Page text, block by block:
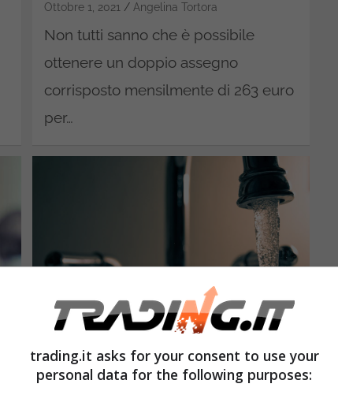
Ottobre 1, 2021 Angelina Tortora
Non tutti sanno che è possibile
ottenere un doppio assegno
corrisposto mensilmente di 263 euro
per…
Bonus idrico da 1.000 euro: è
ufficiale
trading.it asks for your consent to use your
personal data for the following purposes: